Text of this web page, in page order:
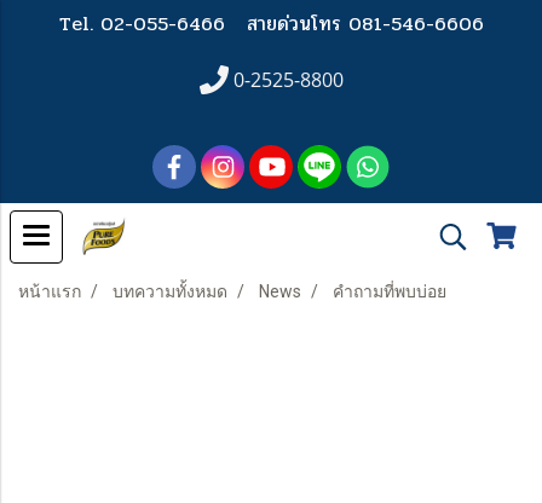
Tel. 02-055-6466 สายด่วนโทร 081-546-6606
0-2525-8800
หน้าแรก บทความทั้งหมด News คำถามที่พบบ่อย